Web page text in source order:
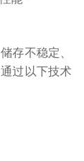
存不稳定、
过以下技术